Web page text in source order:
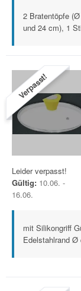
2 Bratentöpfe
und 24 cm), 1
Verpasst!
Leider verpasst!
Gültig: 10.06. -
16.06.
mit Silikongriff
Edelstahlrand